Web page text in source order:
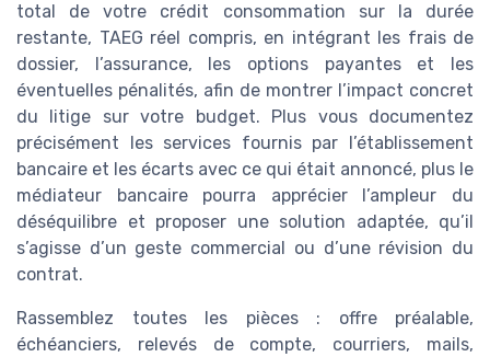
total de votre crédit consommation sur la durée
restante, TAEG réel compris, en intégrant les frais de
dossier, l’assurance, les options payantes et les
éventuelles pénalités, afin de montrer l’impact concret
du litige sur votre budget. Plus vous documentez
précisément les services fournis par l’établissement
bancaire et les écarts avec ce qui était annoncé, plus le
médiateur bancaire pourra apprécier l’ampleur du
déséquilibre et proposer une solution adaptée, qu’il
s’agisse d’un geste commercial ou d’une révision du
contrat.
Rassemblez toutes les pièces : offre préalable,
échéanciers, relevés de compte, courriers, mails,